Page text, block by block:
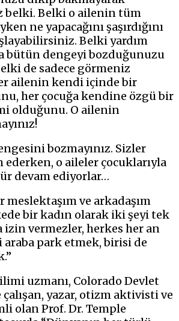
belki. Belki o ailenin tüm
ne yapacağını şaşırdığını
Belki yardım
bütün dengeyi bozduğunuzu
de sadece görmeniz
ailenin kendi içinde bir
her çocuğa kendine özgü bir
olduğunu. O ailenin
bozmayınız. Sizler
ederken, o aileler çocuklarıyla
devam ediyorlar…
meslektaşım ve arkadaşım
bir kadın olarak iki şeyi tek
izin vermezler, herkes her an
araba park etmek, birisi de
uzmanı, Colorado Devlet
yazar, otizm aktivisti ve
olan Prof. Dr. Temple